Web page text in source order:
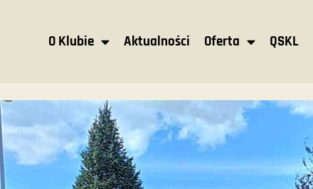
O Klubie Aktualności Oferta QSKL